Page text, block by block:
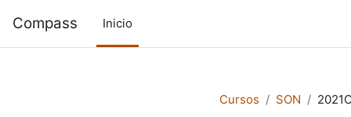
Compass Inicio
Cursos SON